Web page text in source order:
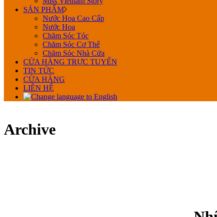
SẢN PHẨM
Nước Hoa Cao Cấp
Nước Hoa
Chăm Sóc Tóc
Chăm Sóc Cơ Thể
Chăm Sóc Nhà Cửa
CỬA HÀNG TRỰC TUYẾN
TIN TỨC
CỬA HÀNG
LIÊN HỆ
Archive